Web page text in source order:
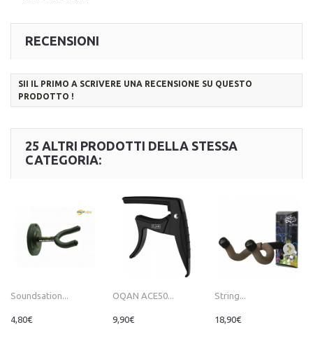
RECENSIONI
SII IL PRIMO A SCRIVERE UNA RECENSIONE SU QUESTO
PRODOTTO !
25 ALTRI PRODOTTI DELLA STESSA
CATEGORIA:
Soundsation...
4,80€
OQAN ACE50...
9,90€
String...
18,90€